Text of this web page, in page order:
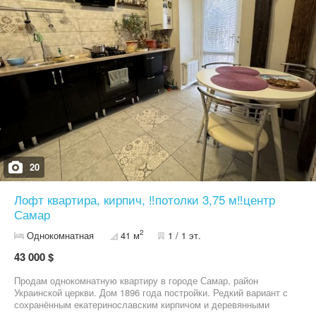
новому власнику; -оновлені комунікації у 2022 році: повністю
замінено електрику, стелю, підлогу та каналізацію – жодних
турбот на роки вперед, у ванній кімнаті зроблено підігрів підлоги;
- електричне опалення: економне та ефективне, дозволяє
самостійно регулювати комфортну температуру, взимку вартість
опалення близько 1000 грн на місяць. Квартира знаходиться
всередині будинку, дуже тепла. Зручне розташування: центр
міста – усе необхідне поруч: 2 хв до центральної площі, 2 хв до
локації "Літак", 2 хв до зупинки на м. Дніпро, поряд магазини
АТБ, Варус, кафе, транспорт, парк. Квартира ідеально підійде
для затишного проживання сім’ї, або для здачі в оренду завдяки
високому попиту на житло в центрі. Світла, простора, з
приємною атмосферою – вона чекає саме на Вас!
20
Лофт квартира, кирпич, ‼️потолки 3,75 м‼️центр
Самар
Однокомнатная 41 м2 1 / 1 эт.
43 000 $
Продам однокомнатную квартиру в городе Самар, район
Украинской церкви. Дом 1896 года постройки. Редкий вариант с
сохранённым екатеринославским кирпичом и деревянными